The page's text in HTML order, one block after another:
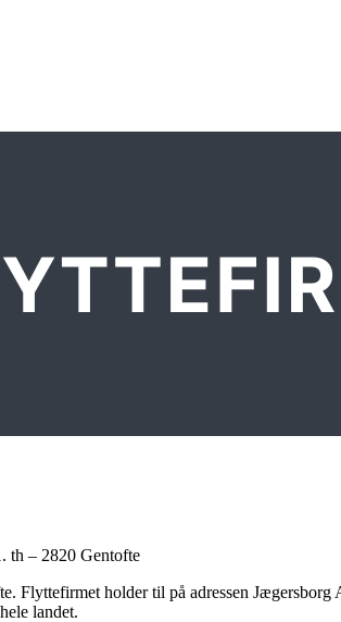
th – 2820 Gentofte
holder til på adressen
landet.